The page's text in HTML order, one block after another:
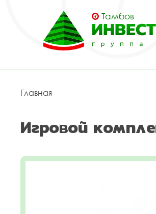
Тамбов
Главная
Игровой